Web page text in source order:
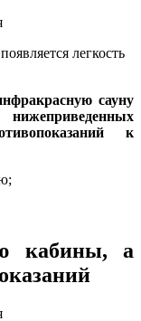
легкость
сауну
к
кабины, а